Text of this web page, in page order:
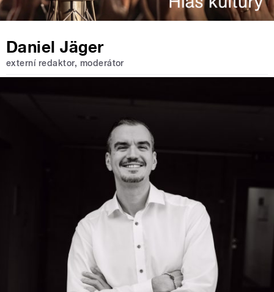
Daniel Jäger
externí redaktor, moderátor